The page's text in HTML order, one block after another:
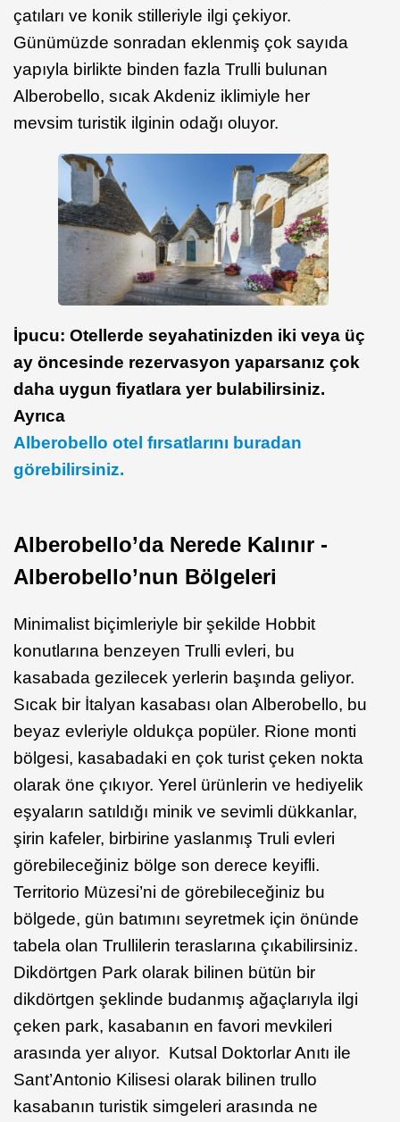
çatıları ve konik stilleriyle ilgi çekiyor.
Günümüzde sonradan eklenmiş çok sayıda
yapıyla birlikte binden fazla Trulli bulunan
Alberobello, sıcak Akdeniz iklimiyle her
mevsim turistik ilginin odağı oluyor.
İpucu: Otellerde seyahatinizden iki veya üç
ay öncesinde rezervasyon yaparsanız çok
daha uygun fiyatlara yer bulabilirsiniz.
Ayrıca
Alberobello otel fırsatlarını buradan
görebilirsiniz.
Alberobello’da Nerede Kalınır -
Alberobello’nun Bölgeleri
Minimalist biçimleriyle bir şekilde Hobbit
konutlarına benzeyen Trulli evleri, bu
kasabada gezilecek yerlerin başında geliyor.
Sıcak bir İtalyan kasabası olan Alberobello, bu
beyaz evleriyle oldukça popüler. Rione monti
bölgesi, kasabadaki en çok turist çeken nokta
olarak öne çıkıyor. Yerel ürünlerin ve hediyelik
eşyaların satıldığı minik ve sevimli dükkanlar,
şirin kafeler, birbirine yaslanmış Truli evleri
görebileceğiniz bölge son derece keyifli.
Territorio Müzesi’ni de görebileceğiniz bu
bölgede, gün batımını seyretmek için önünde
tabela olan Trullilerin teraslarına çıkabilirsiniz.
Dikdörtgen Park olarak bilinen bütün bir
dikdörtgen şeklinde budanmış ağaçlarıyla ilgi
çeken park, kasabanın en favori mevkileri
arasında yer alıyor. Kutsal Doktorlar Anıtı ile
Sant’Antonio Kilisesi olarak bilinen trullo
kasabanın turistik simgeleri arasında ne